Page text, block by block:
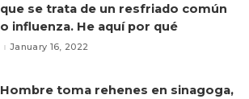
que se trata de un resfriado común
o influenza. He aquí por qué
January 16, 2022
Hombre toma rehenes en sinagoga,